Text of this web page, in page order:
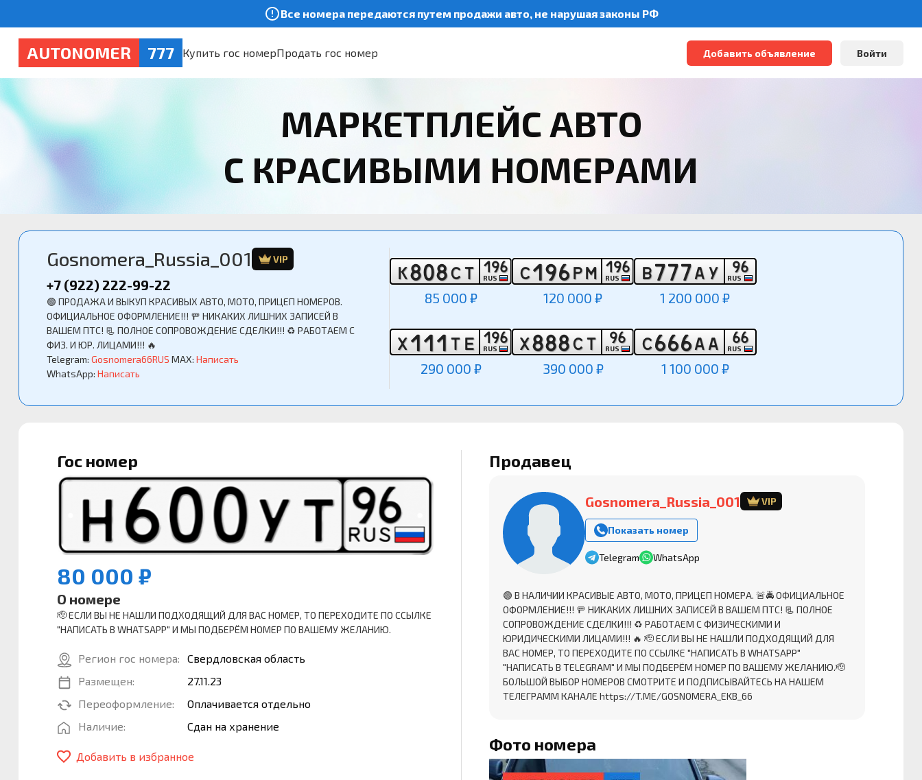
Все номера передаются путем продажи авто, не нарушая законы РФ
AUTONOMER 777 Купить гос номерПродать гос номер Добавить объявление Войти
МАРКЕТПЛЕЙС АВТО
С КРАСИВЫМИ НОМЕРАМИ
Gosnomera_Russia_001 VIP
+7 (922) 222-99-22
🟢 ПРОДАЖА И ВЫКУП КРАСИВЫХ АВТО, МОТО, ПРИЦЕП НОМЕРОВ.
ОФИЦИАЛЬНОЕ ОФОРМЛЕНИЕ!!! 🚥 НИКАКИХ ЛИШНИХ ЗАПИСЕЙ В
ВАШЕМ ПТС! 📃 ПОЛНОЕ СОПРОВОЖДЕНИЕ СДЕЛКИ!!! ♻️ РАБОТАЕМ С
ФИЗ. И ЮР. ЛИЦАМИ!!! 🔥
Telegram: Gosnomera66RUS MAX: Написать
WhatsApp: Написать
К808СТ 196
RUS
85 000 ₽
С196РМ 196
RUS
120 000 ₽
В777А У 96
RUS
1 200 000 ₽
Х111Т Е 196
RUS
290 000 ₽
Х888СТ 96
RUS
390 000 ₽
С666АА 66
RUS
1 100 000 ₽
Гос номер
80 000 ₽
О номере
🫡 ЕСЛИ ВЫ НЕ НАШЛИ ПОДХОДЯЩИЙ ДЛЯ ВАС НОМЕР, ТО ПЕРЕХОДИТЕ ПО ССЫЛКЕ
"НАПИСАТЬ В WHATSAPP" И МЫ ПОДБЕРЁМ НОМЕР ПО ВАШЕМУ ЖЕЛАНИЮ.
Регион гос номера:
Свердловская область
Размещен:
27.11.23
Переоформление:
Оплачивается отдельно
Наличие:
Сдан на хранение
Добавить в избранное
Продавец
Gosnomera_Russia_001 VIP
Показать номер
Telegram WhatsApp
🟢 В НАЛИЧИИ КРАСИВЫЕ АВТО, МОТО, ПРИЦЕП НОМЕРА. 🚨🚔 ОФИЦИАЛЬНОЕ
ОФОРМЛЕНИЕ!!! 🚥 НИКАКИХ ЛИШНИХ ЗАПИСЕЙ В ВАШЕМ ПТС! 📃 ПОЛНОЕ
СОПРОВОЖДЕНИЕ СДЕЛКИ!!! ♻ ️РАБОТАЕМ С ФИЗИЧЕСКИМИ И
ЮРИДИЧЕСКИМИ ЛИЦАМИ!!! 🔥 🫡 ЕСЛИ ВЫ НЕ НАШЛИ ПОДХОДЯЩИЙ ДЛЯ
ВАС НОМЕР, ТО ПЕРЕХОДИТЕ ПО ССЫЛКЕ "НАПИСАТЬ В WHATSAPP"
"НАПИСАТЬ В TELEGRAM" И МЫ ПОДБЕРЁМ НОМЕР ПО ВАШЕМУ ЖЕЛАНИЮ.🫡
БОЛЬШОЙ ВЫБОР НОМЕРОВ СМОТРИТЕ И ПОДПИСЫВАЙТЕСЬ НА НАШЕМ
ТЕЛЕГРАММ КАНАЛЕ https://T.ME/GOSNOMERA_EKB_66
Фото номера